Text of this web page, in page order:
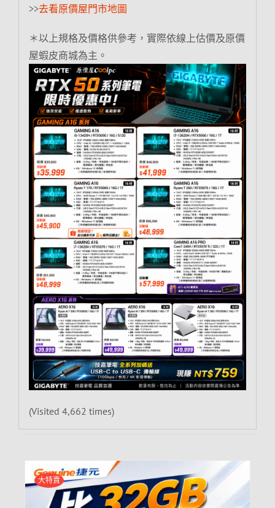
>>去看原價屋門市地圖
＊以上規格及價格供參考，實際依線上估價及原價
屋蝦皮商城為主。
(Visited 4,662 times)
大特賣